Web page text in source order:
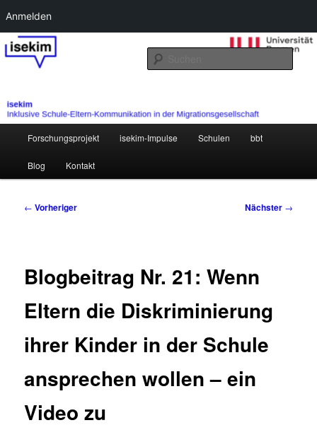
Anmelden
Zum
primären
Forschungsprojekt isekim-Impulse Schulen bbt
Blog Kontakt
Beitragsnavigation
← Vorheriger Nächster →
Blogbeitrag Nr. 21: Wenn
Eltern die Diskriminierung
ihrer Kinder in der Schule
ansprechen wollen – ein
Video zu